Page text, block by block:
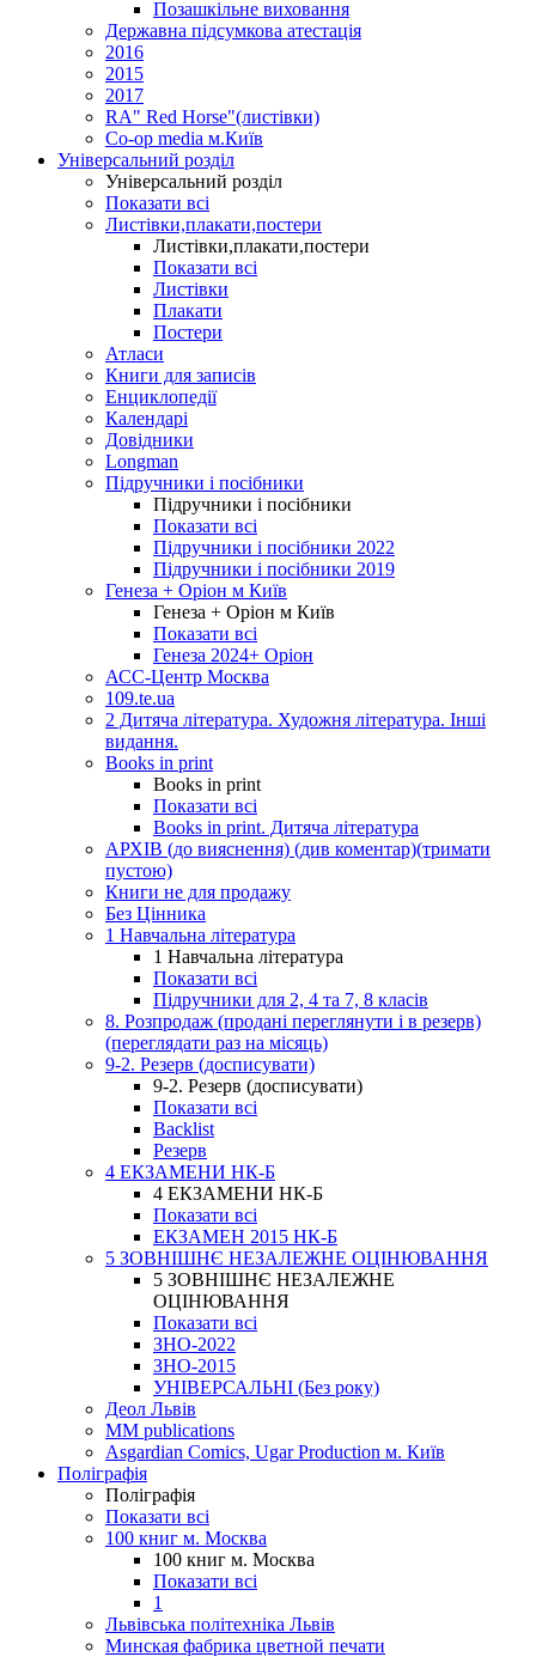
Позашкільне виховання
Державна підсумкова атестація
2016
2015
2017
RA" Red Horse"(листівки)
Co-op media м.Київ
Універсальний розділ
Універсальний розділ
Показати всі
Листівки,плакати,постери
Листівки,плакати,постери
Показати всі
Листівки
Плакати
Постери
Атласи
Книги для записів
Енциклопедії
Календарі
Довідники
Longman
Підручники і посібники
Підручники і посібники
Показати всі
Підручники і посібники 2022
Підручники і посібники 2019
Генеза + Оріон м Київ
Генеза + Оріон м Київ
Показати всі
Генеза 2024+ Оріон
АСС-Центр Москва
109.te.ua
2 Дитяча література. Художня література. Інші
видання.
Books in print
Books in print
Показати всі
Books in print. Дитяча література
АРХІВ (до вияснення) (див коментар)(тримати
пустою)
Книги не для продажу
Без Цінника
1 Навчальна література
1 Навчальна література
Показати всі
Підручники для 2, 4 та 7, 8 класів
8. Розпродаж (продані переглянути і в резерв)
(переглядати раз на місяць)
9-2. Резерв (досписувати)
9-2. Резерв (досписувати)
Показати всі
Backlist
Резерв
4 ЕКЗАМЕНИ НК-Б
4 ЕКЗАМЕНИ НК-Б
Показати всі
ЕКЗАМЕН 2015 НК-Б
5 ЗОВНІШНЄ НЕЗАЛЕЖНЕ ОЦІНЮВАННЯ
5 ЗОВНІШНЄ НЕЗАЛЕЖНЕ
ОЦІНЮВАННЯ
Показати всі
ЗНО-2022
ЗНО-2015
УНІВЕРСАЛЬНІ (Без року)
Деол Львів
MM publications
Asgardian Comics, Ugar Production м. Київ
Поліграфія
Поліграфія
Показати всі
100 книг м. Москва
100 книг м. Москва
Показати всі
1
Львівська політехніка Львів
Минская фабрика цветной печати